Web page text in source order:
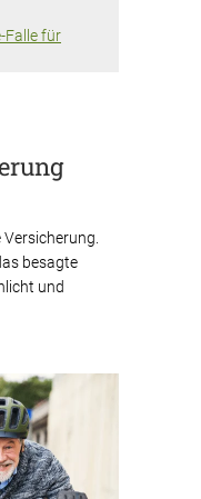
Falle für
besagte
und